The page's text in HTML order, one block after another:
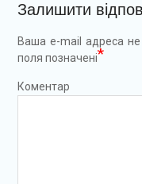
Залишити
Ваша e-mail адреса
поля позначені*
Коментар